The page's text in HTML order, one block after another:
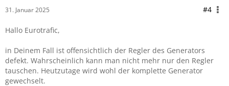
31. Januar 2025 #4
Hallo Eurotrafic,
in Deinem Fall ist offensichtlich der Regler des Generators
defekt. Wahrscheinlich kann man nicht mehr nur den Regler
tauschen. Heutzutage wird wohl der komplette Generator
gewechselt.